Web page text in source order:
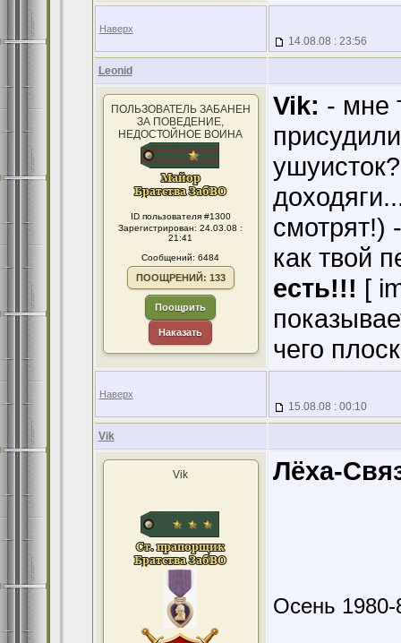
Наверх
14.08.08 : 23:56
Leonid
ПОЛЬЗОВАТЕЛЬ ЗАБАНЕН
ЗА ПОВЕДЕНИЕ,
НЕДОСТОЙНОЕ ВОИНА
ID пользователя #1300
Зарегистрирован: 24.03.08 :
21:41
Сообщений: 6484
ПООЩРЕНИЙ: 133
Поощрить
Наказать
Vik: - мне
смотрят!)
как твой
есть!!! [
чего
Наверх
15.08.08 : 00:10
Vik
Vik Лёха-
Осень